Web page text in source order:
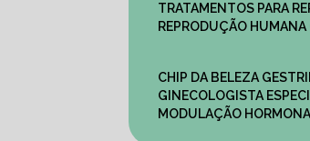
TRATAMENTOS PARA
REPRODUÇÃO
CHIP DA BELEZA
GINECOLOGISTA
MODULAÇÃO